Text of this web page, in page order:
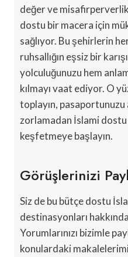
değer ve
dostu bir macera için
sağlıyor. Bu şehirlerin
ruhsallığın eşsiz bir
yolculuğunuzu hem
kılmayı vaat ediyor. O
toplayın, pasaportunuzu
zorlamadan İslami dostu
keşfetmeye başlayın.
Görüşlerinizi
Siz de bu bütçe dostu
destinasyonları
Yorumlarınızı bizimle
konulardaki